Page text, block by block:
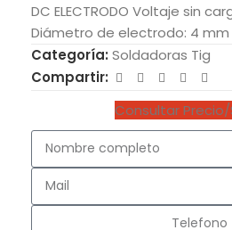
DC ELECTRODO Voltaje sin
Diámetro de electrodo: 4
Categoría: Soldadoras Tig
Compartir:
Consultar